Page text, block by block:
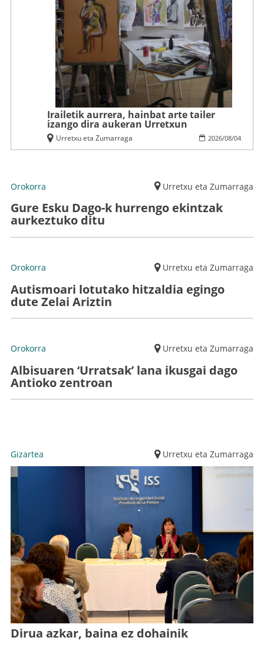
Irailetik aurrera, hainbat arte tailer
izango dira aukeran Urretxun
2026/08/04
Urretxu eta Zumarraga
Orokorra Urretxu eta Zumarraga
Gure Esku Dago-k hurrengo ekintzak
aurkeztuko ditu
Orokorra Urretxu eta Zumarraga
Autismoari lotutako hitzaldia egingo
dute Zelai Ariztin
Orokorra Urretxu eta Zumarraga
Albisuaren ‘Urratsak’ lana ikusgai dago
Antioko zentroan
Gizartea Urretxu eta Zumarraga
Dirua azkar, baina ez dohainik